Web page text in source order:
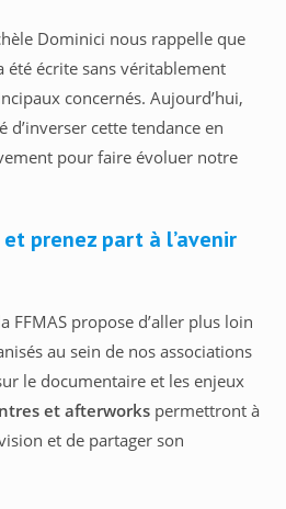
Dominici nous rappelle que
été écrite sans véritablement
concernés. Aujourd’hui,
d’inverser cette tendance en
pour faire évoluer notre
prenez part à l’avenir
FFMAS propose d’aller plus loin
au sein de nos associations
le documentaire et les enjeux
et afterworks permettront à
et de partager son